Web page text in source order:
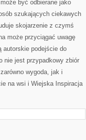
być odbierane jako
szukających ciekawych
skojarzenie z czymś
może przyciągać uwagę
autorskie podejście do
nie jest przypadkowy zbiór
wygoda, jak i
na wsi i Wiejska Inspiracja